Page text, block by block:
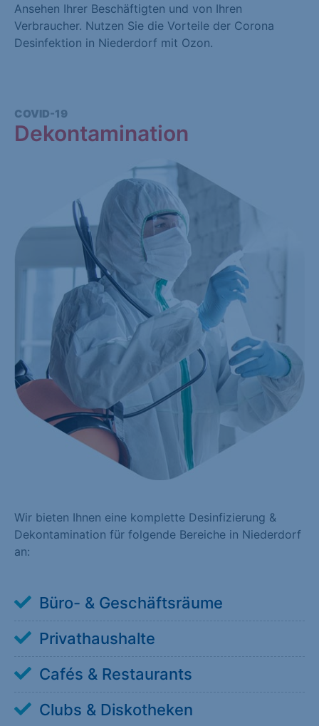
Ansehen Ihrer Beschäftigten und von Ihren
Verbraucher. Nutzen Sie die Vorteile der Corona
Desinfektion in Niederdorf mit Ozon.
COVID-19
Dekontamination
Wir bieten Ihnen eine komplette Desinfizierung &
Dekontamination für folgende Bereiche in Niederdorf
an:
Büro- & Geschäftsräume
Privathaushalte
Cafés & Restaurants
Clubs & Diskotheken